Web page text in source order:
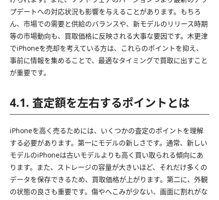
プデートへの対応状況も影響を与えることがあります。もちろ
ん、市場での需要と供給のバランスや、新モデルのリリース時期
等の市場動向も、買取価格に反映される大事な要因です。木更津
でiPhoneを売却を考えている方は、これらのポイントを抑え、
事前に情報を集めることで、最適なタイミングで買取に出すこと
が重要です。
4.1. 査定額を左右するポイントとは
iPhoneを高く売るためには、いくつかの査定のポイントを理解
する必要があります。第一にモデルの新しさです。通常、新しい
モデルのiPhoneは古いモデルよりも高く買い取られる傾向にあ
ります。また、ストレージの容量が大きいほど、それだけ多くの
データを保存できるため、買取価格が上がります。第二に、外観
の状態の良さも重要です。傷やへこみが少ない、画面に割れがな